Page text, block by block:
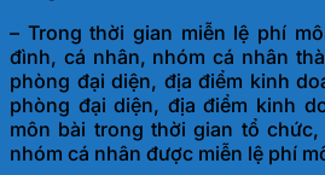
– Trong thời gian miễn lệ phí
đình, cá nhân, nhóm cá nhân
phòng đại diện, địa điểm kinh
phòng đại diện, địa điểm kinh
môn bài trong thời gian tổ
nhóm cá nhân được miễn lệ phí